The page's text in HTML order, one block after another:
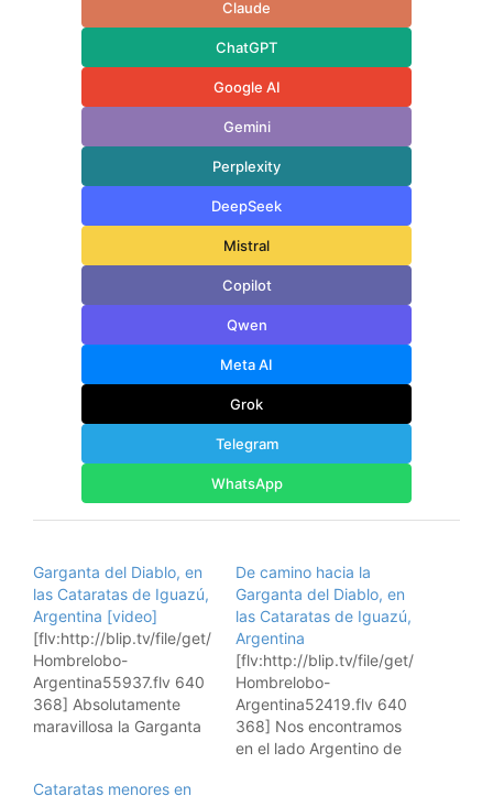
Claude
ChatGPT
Google AI
Gemini
Perplexity
DeepSeek
Mistral
Copilot
Qwen
Meta AI
Grok
Telegram
WhatsApp
Garganta del Diablo, en
las Cataratas de Iguazú,
Argentina [video]
[flv:http://blip.tv/file/get/
Hombrelobo-
Argentina55937.flv 640
368] Absolutamente
maravillosa la Garganta
en tu página: Suscribiros
De camino hacia la
Garganta del Diablo, en
las Cataratas de Iguazú,
Argentina
[flv:http://blip.tv/file/get/
Hombrelobo-
Argentina52419.flv 640
368] Nos encontramos
en el lado Argentino de
Cataratas menores en